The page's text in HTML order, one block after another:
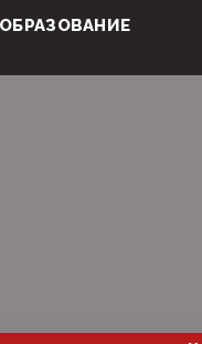
ОБРАЗОВАНИЕ